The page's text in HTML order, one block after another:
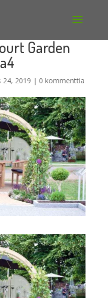
Garden
24, 2019 | 0 kommenttia